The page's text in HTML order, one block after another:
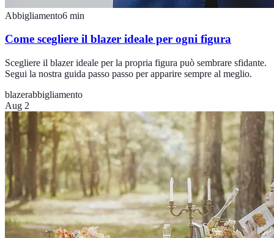
Abbigliamento6 min
Come scegliere il blazer ideale per ogni figura
Scegliere il blazer ideale per la propria figura può sembrare sfidante.
Segui la nostra guida passo passo per apparire sempre al meglio.
blazerabbigliamento
Aug 2